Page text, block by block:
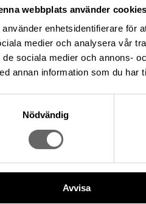
webbplats använder
använder enhetsidentifierare för
medier och analysera vår
de sociala medier och annons-
annan information som du har
Nödvändig
Avvisa
URI
denna sida är fri att använda
Statens historiska museer.